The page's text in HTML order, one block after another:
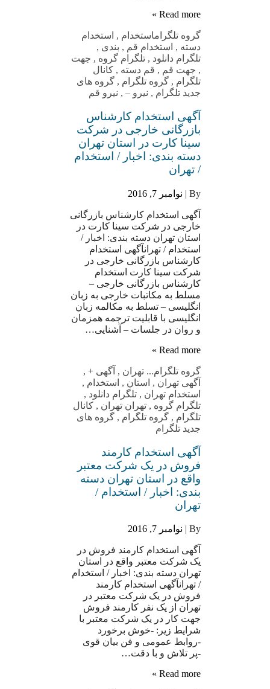
Read more »
گروه تلگراماستخدام , استخدام
دسته , استخدام قم , بندی ,
تلگرام دانلود , تلگرام گروه , جهت
, جهت قم , قم دسته , کانال
تلگرام , گروه تلگرام , گروه های
جدید تلگرام , نیرو –, نیرو قم
آگهی استخدام کارشناس
بازرگانی خارجی در شرکت
سینا کارت در استان تهران
دسته بندی: اخبار / استخدام
/ تهران
By | نوامبر 7, 2016
آگهی استخدام کارشناس بازرگانی
خارجی در شرکت سینا کارت در
استان تهران دسته بندی: اخبار /
استخدام / تهرانآگهی استخدام
کارشناس بازرگانی خارجی در
شرکت سینا کارت استخدام
کارشناس بازرگانی خارجی –
مسلط به مکاتبات خارجی به زبان
انگلیسی – تسلط به مکالمه زبان
انگلیسی با قابلیت ترجمه همزمان
و روان در جلسات – آشنایی…
Read more »
گروه تلگرام... تهران , آگهی +,
آگهی تهران , استان , استخدام ,
استخدام تهران , تلگرام دانلود ,
تلگرام گروه , تهران تهران , کانال
تلگرام , گروه تلگرام , گروه های
جدید تلگرام
آگهی استخدام کارمند
فروش در یک شرکت معتبر
واقع در استان تهران دسته
بندی: اخبار / استخدام /
تهران
By | نوامبر 7, 2016
آگهی استخدام کارمند فروش در
یک شرکت معتبر واقع در استان
تهران دسته بندی: اخبار / استخدام
/ تهرانآگهی استخدام کارمند
فروش در یک شرکت معتبر در
تهران از یک نفر کارمند فروش
جهت کار در یک شرکت معتبر با
شرایط زیر: -خوش برخورد
-روابط عمومی و فن بیان قوی
-پر تلاش و با دقت…
Read more »